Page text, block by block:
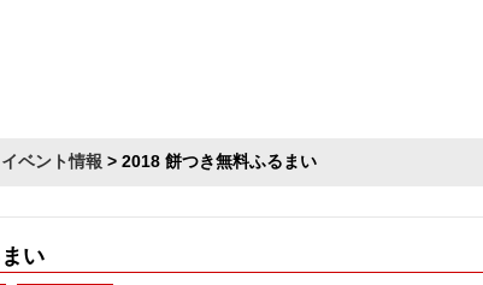
イベント情報 > 2018 餅つき無料ふるまい
い